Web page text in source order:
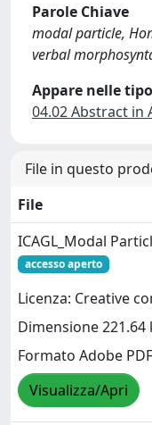
Parole Chiave
modal particle,
verbal
Appare nelle
04.02 Abstract in
File in questo
File
ICAGL_Modal
accesso aperto
Licenza: Creative
Dimensione 221.64
Formato Adobe PDF
Visualizza/Apri